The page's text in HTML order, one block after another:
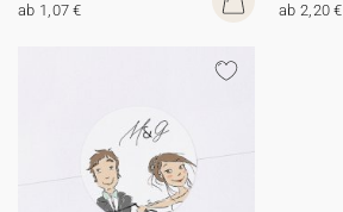
ab 1,07 €
ab 2,20 €